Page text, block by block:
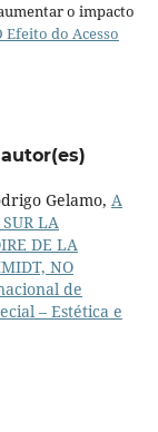
o impacto
Efeito do Acesso
Gelamo, A
SUR LA
DE LA
NO
de
– Estética e